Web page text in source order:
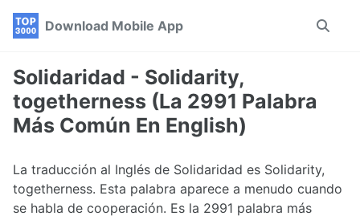
Skip
navigation
Skip
Skip
Download Mobile App
Toggle
Solidaridad - Solidarity,
togetherness (La 2991 Palabra
Más Común En English)
La traducción al Inglés de Solidaridad es Solidarity,
togetherness. Esta palabra aparece a menudo cuando
se habla de cooperación. Es la 2991 palabra más